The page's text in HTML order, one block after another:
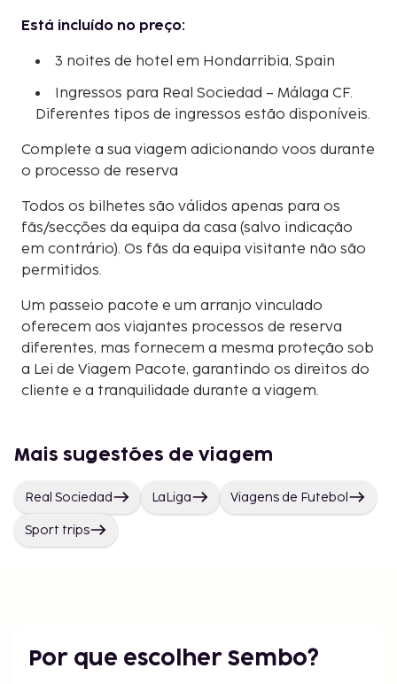
Está incluído no preço:
3 noites de hotel em Hondarribia, Spain
Ingressos para Real Sociedad – Málaga CF.
Diferentes tipos de ingressos estão disponíveis.
Complete a sua viagem adicionando voos durante
o processo de reserva
Todos os bilhetes são válidos apenas para os
fãs/secções da equipa da casa (salvo indicação
em contrário). Os fãs da equipa visitante não são
permitidos.
Um passeio pacote e um arranjo vinculado
oferecem aos viajantes processos de reserva
diferentes, mas fornecem a mesma proteção sob
a Lei de Viagem Pacote, garantindo os direitos do
cliente e a tranquilidade durante a viagem.
Mais sugestões de viagem
Real Sociedad LaLiga Viagens de Futebol
Sport trips
Por que escolher Sembo?